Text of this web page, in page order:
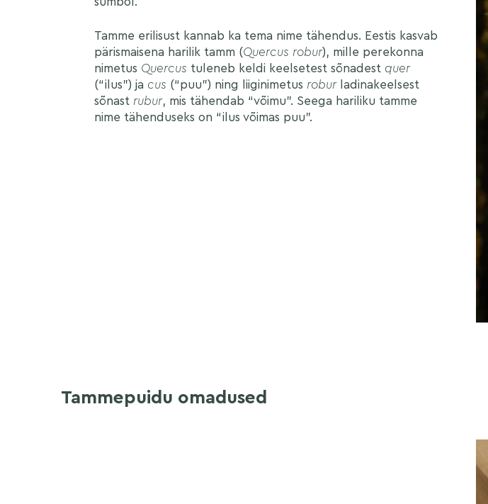
Tamme erilisust kannab ka tema nime tähendus. Eestis kasvab
pärismaisena harilik tamm (Quercus robur), mille perekonna
nimetus Quercus tuleneb keldi keelsetest sõnadest quer
(“ilus”) ja cus (“puu”) ning liiginimetus roburladinakeelsest
sõnast rubur, mis tähendab “võimu”. Seega hariliku tamme
nime tähenduseks on “ilus võimas puu”.
Tammepuidu omadused